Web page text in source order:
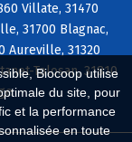
Biocoop utilise
du site, pour
et la performance
en toute
Villate, 31470
31700 Blagnac,
Aureville, 31320
Tolosan, 31810